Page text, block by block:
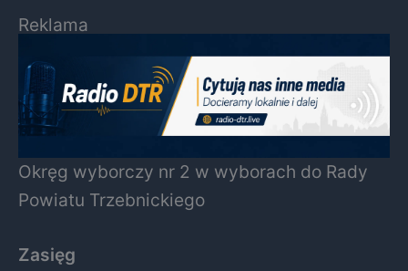
Reklama
Okręg wyborczy nr 2 w wyborach do Rady
Powiatu Trzebnickiego
Zasięg